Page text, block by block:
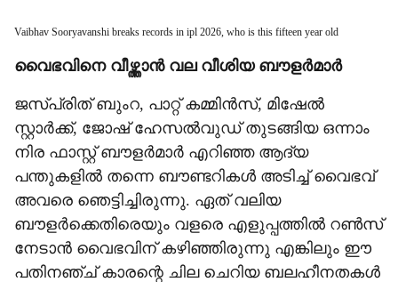
Vaibhav Sooryavanshi breaks records in ipl 2026, who is this fifteen year old
വൈഭവിനെ വീഴ്ത്താൻ വല വീശിയ ബൗളർമാർ
​ജസ്പ്രിത് ബുംറ, പാറ്റ് കമ്മിൻസ്, മിഷേൽ
സ്റ്റാർക്ക്, ജോഷ് ഹേസൽവുഡ് തുടങ്ങിയ ഒന്നാം
നിര ഫാസ്റ്റ് ബൗളർമാർ എറിഞ്ഞ ആദ്യ
പന്തുകളിൽ തന്നെ ബൗണ്ടറികൾ അടിച്ച് വൈഭവ്
അവരെ ഞെട്ടിച്ചിരുന്നു. ഏത് വലിയ
ബൗളർക്കെതിരെയും വളരെ എളുപ്പത്തിൽ റൺസ്
നേടാൻ വൈഭവിന് കഴിഞ്ഞിരുന്നു എങ്കിലും ഈ
പതിനഞ്ച് കാരന്റെ ചില ചെറിയ ബലഹീനതകൾ